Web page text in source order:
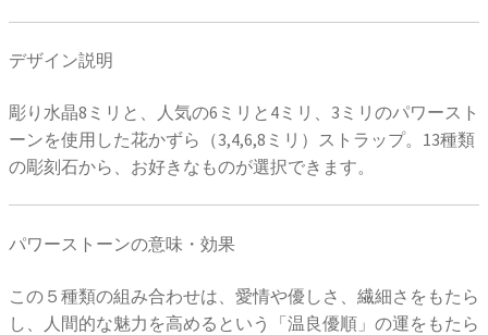
デザイン説明
彫り水晶8ミリと、人気の6ミリと4ミリ、3ミリのパワースト
ーンを使用した花かずら（3,4,6,8ミリ）ストラップ。13種類
の彫刻石から、お好きなものが選択できます。
パワーストーンの意味・効果
この５種類の組み合わせは、愛情や優しさ、繊細さをもたら
し、人間的な魅力を高めるという「温良優順」の運をもたら